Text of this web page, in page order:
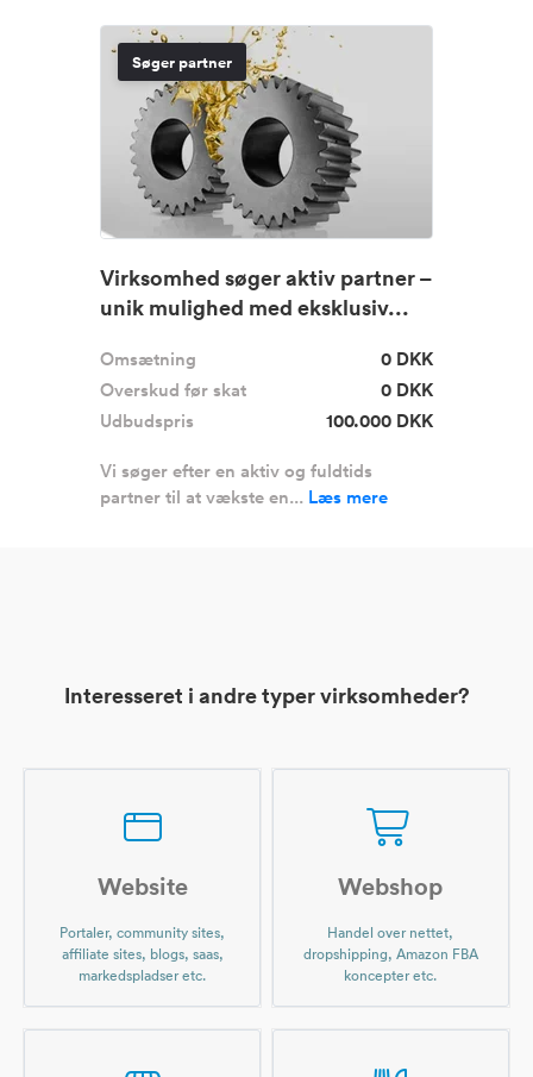
Søger partner
Virksomhed søger aktiv partner –
unik mulighed med eksklusiv...
Omsætning
0 DKK
Overskud før skat
0 DKK
Udbudspris
100.000 DKK
Vi søger efter en aktiv og fuldtids
partner til at vækste en... Læs mere
Interesseret i andre typer virksomheder?
Website
Portaler, community sites,
affiliate sites, blogs, saas,
markedspladser etc.
Webshop
Handel over nettet,
dropshipping, Amazon FBA
koncepter etc.